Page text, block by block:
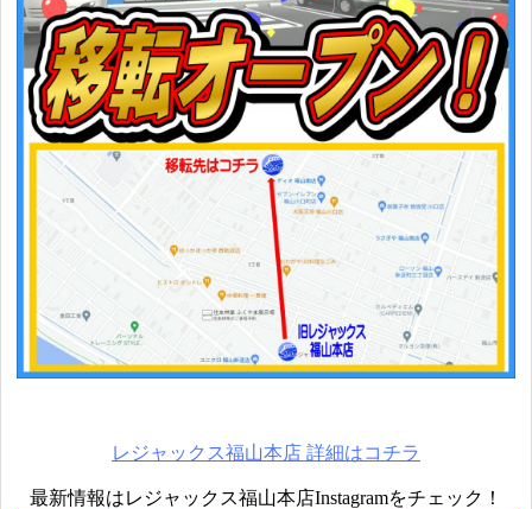
レジャックス福山本店 詳細はコチラ
最新情報はレジャックス福山本店Instagramをチェック！